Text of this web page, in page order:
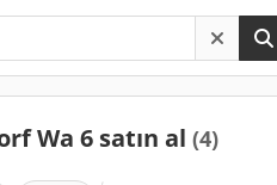
Wa 6 satın al (4)